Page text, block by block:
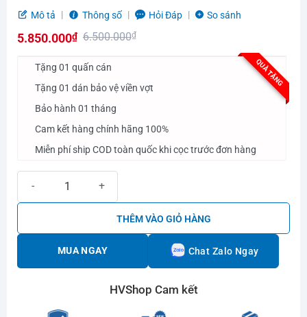
Được
hạng
Mô tả
Thông số Hỏi Đáp So sánh
6.500.000₫
6.500.000₫.
5.850.000₫
hiện
5.850.000₫.
QUÀ TẶNG
Tặng 01 quấn cán
Tặng 01 dán bảo vệ viền vợt
Bảo hành 01 tháng
Cam kết hàng chính hãng 100%
Miễn phí ship COD toàn quốc khi cọc trước đơn hàng
THÊM VÀO GIỎ HÀNG
MUA NGAY Chat Zalo Ngay
HVShop Cam kết